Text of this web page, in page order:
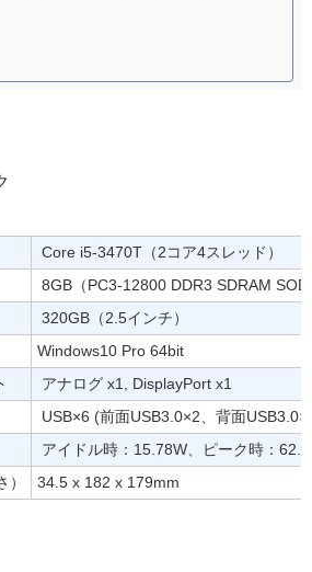
Core i5-3470T（2コア4スレッド）
8GB（PC3-12800 DDR3 SDRAM
320GB（2.5インチ）
Windows10 Pro 64bit
アナログ x1, DisplayPort x1
USB×6 (前面USB3.0×2、背面
アイドル時：15.78W、ピーク時：
34.5 x 182 x 179mm